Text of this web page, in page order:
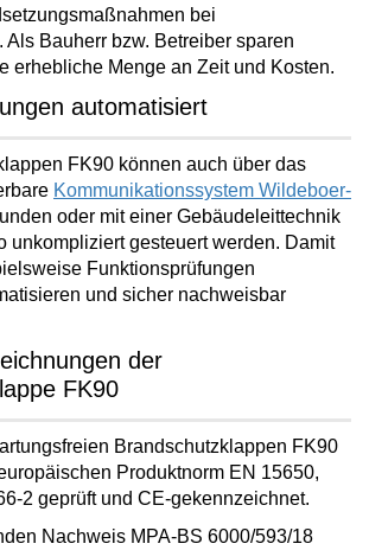
bei
Als Bauherr bzw. Betreiber sparen
erhebliche Menge an Zeit und Kosten.
automatisiert
FK90 können auch über das
Kommunikationssystem Wildeboer-
oder mit einer Gebäudeleittechnik
unkompliziert gesteuert werden. Damit
Funktionsprüfungen
und sicher nachweisbar
der
FK90
Brandschutzklappen FK90
Produktnorm EN 15650,
2 geprüft und CE-gekennzeichnet.
Nachweis MPA-BS 6000/593/18